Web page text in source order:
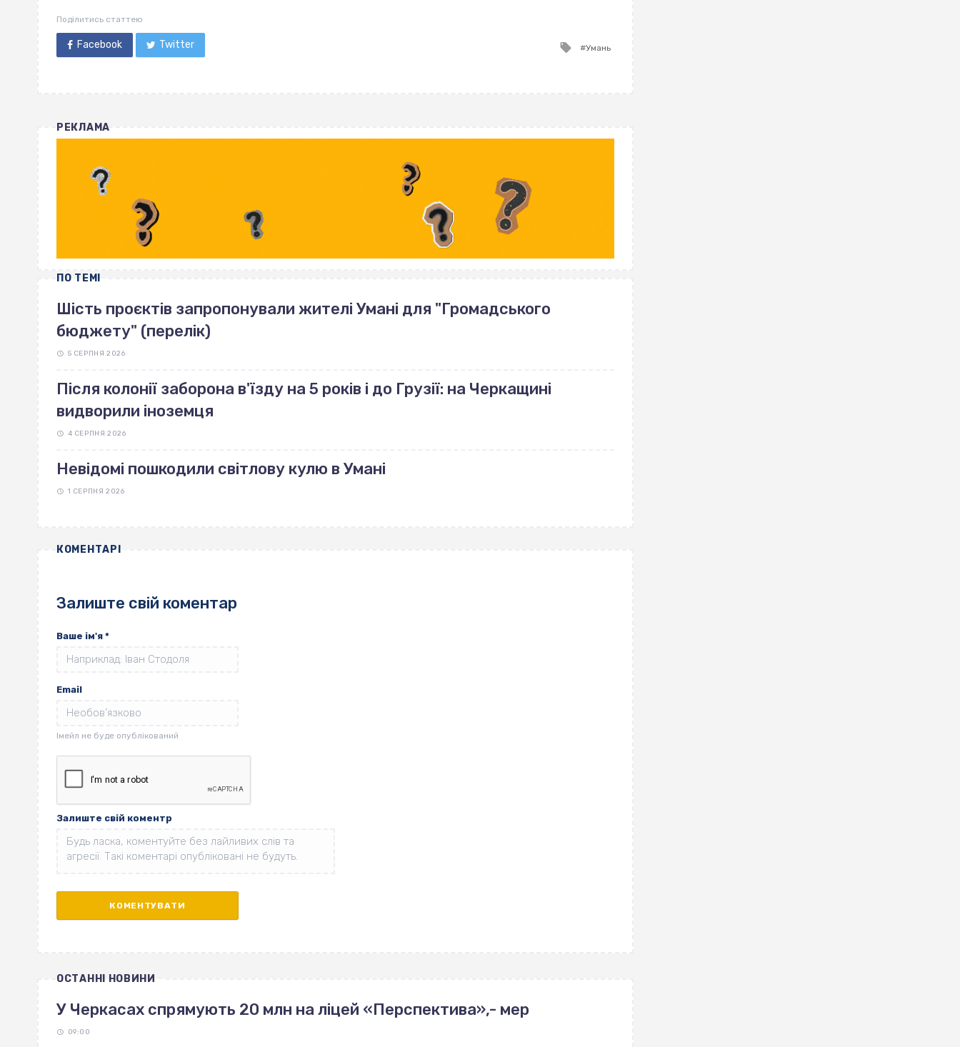
ВІСІМНАДЦЯТЬ ТРИ НУЛІ
ВІСІМНАДЦЯТЬ ТРИ НУЛІ
Поділитись статтею
Facebook Twitter
Tagged
Умань
РЕКЛАМА
ПО ТЕМІ
Шість проєктів запропонували жителі Умані для "Громадського
бюджету" (перелік)
5 СЕРПНЯ 2026
Після колонії заборона в'їзду на 5 років і до Грузії: на Черкащині
видворили іноземця
4 СЕРПНЯ 2026
Невідомі пошкодили світлову кулю в Умані
1 СЕРПНЯ 2026
КОМЕНТАРІ
Залиште свій коментар
Ваше ім'я *
Email
Залиште свій коментр
ОСТАННІ НОВИНИ
У Черкасах спрямують 20 млн на ліцей «Перспектива»,- мер
09:00